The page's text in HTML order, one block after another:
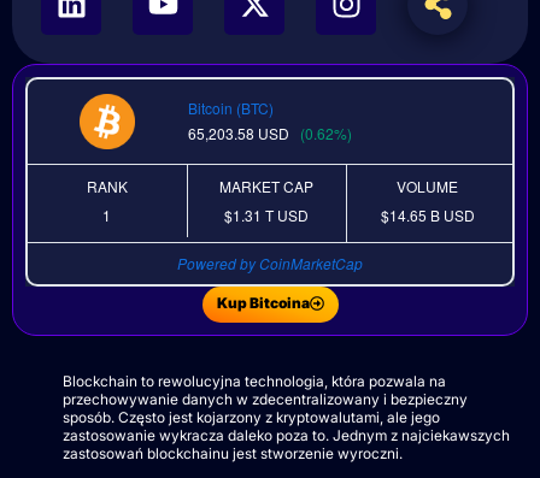
Bitcoin (BTC)
65,203.58 USD (0.62%)
RANK
1
MARKET CAP
$1.31 TUSD
VOLUME
$14.65 B USD
Powered by CoinMarketCap
Kup Bitcoina
Blockchain to rewolucyjna technologia, która pozwala na
przechowywanie danych w zdecentralizowany i bezpieczny
sposób. Często jest kojarzony z kryptowalutami, ale jego
zastosowanie wykracza daleko poza to. Jednym z najciekawszych
zastosowań blockchainu jest stworzenie wyroczni.